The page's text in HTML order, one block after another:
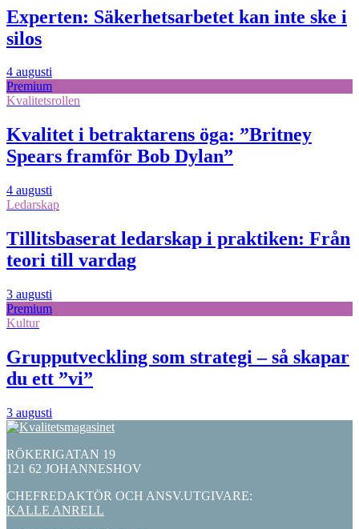
Experten: Säkerhetsarbetet kan inte ske i
silos
4 augusti
Premium
Kvalitetsrollen
Kvalitet i betraktarens öga: ”Britney
Spears framför Bob Dylan”
4 augusti
Ledarskap
Tillitsbaserat ledarskap i praktiken: Från
teori till vardag
3 augusti
Premium
Kultur
Grupputveckling som strategi – så skapar
du ett ”vi”
3 augusti
RÖKERIGATAN 19
121 62 JOHANNESHOV
CHEFREDAKTÖR OCH ANSV.UTGIVARE:
KALLE ANRELL